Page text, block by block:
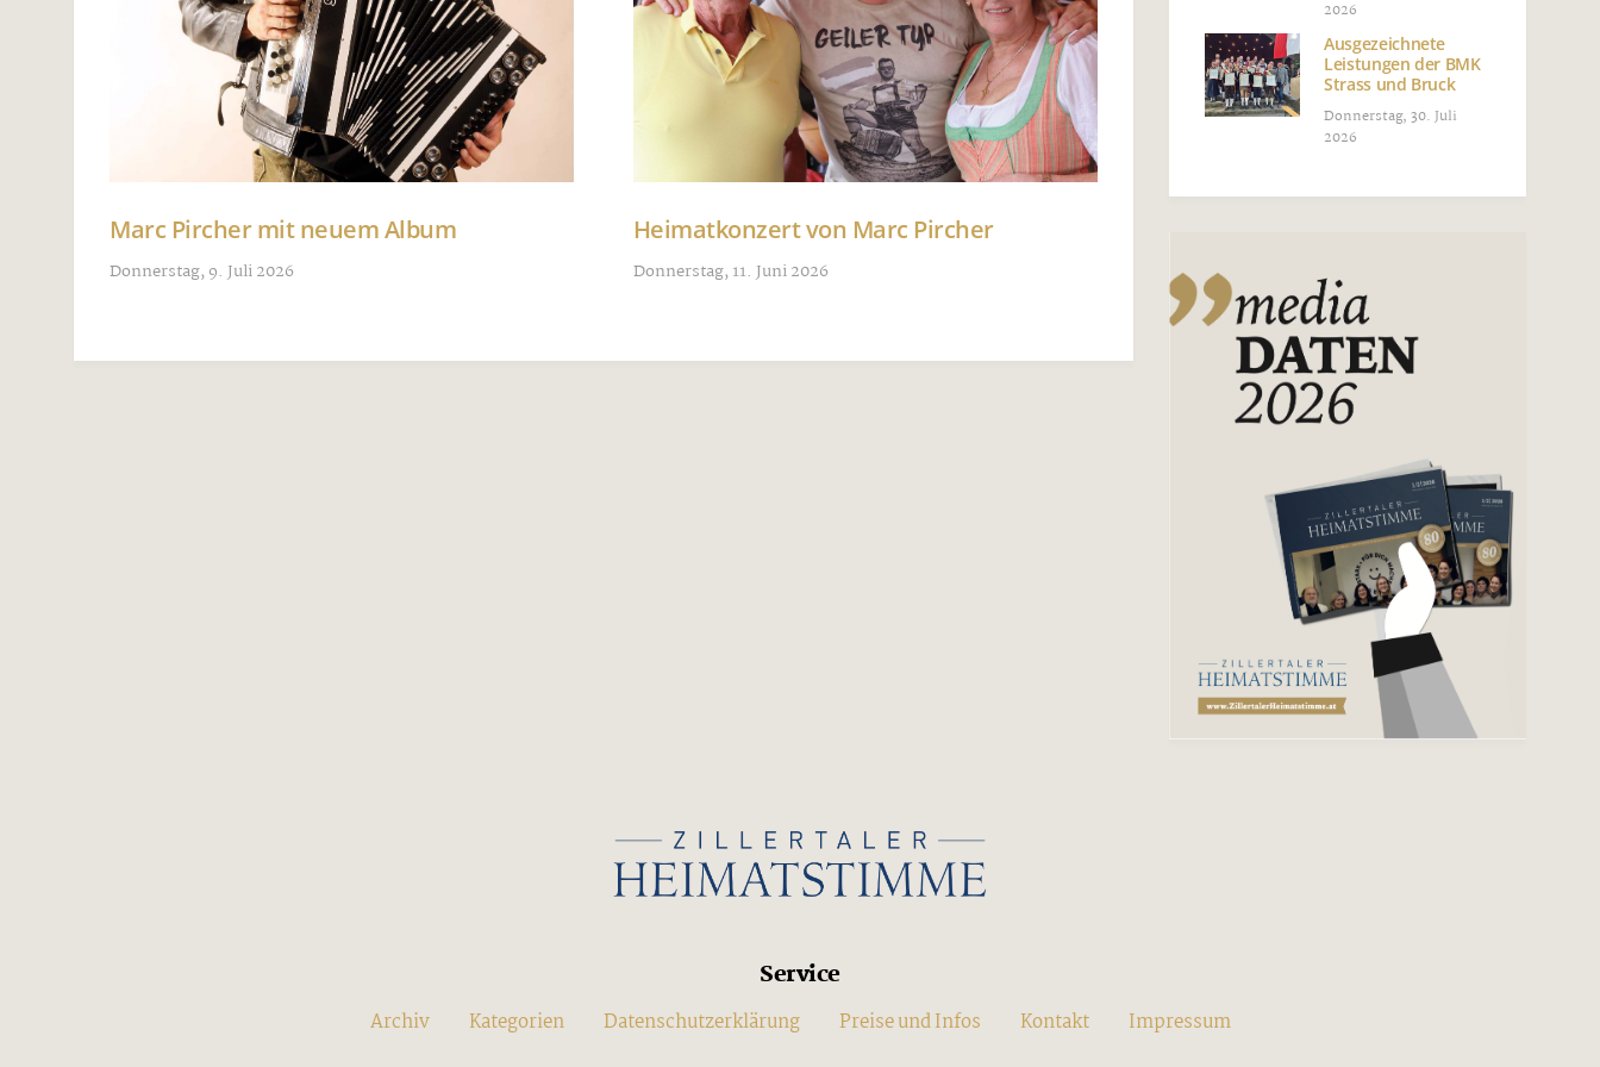
Marc Pircher mit neuem Album
Donnerstag, 9. Juli 2026
Heimatkonzert von Marc Pircher
Donnerstag, 11. Juni 2026
2026
Ausgezeichnete
Leistungen der BMK
Strass und Bruck
Donnerstag, 30. Juli
2026
Service
Archiv Kategorien Datenschutzerklärung Preise und Infos Kontakt Impressum